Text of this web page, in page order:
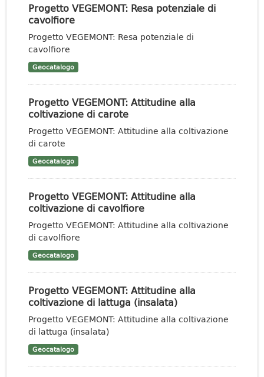
Progetto VEGEMONT: Resa potenziale di
cavolfiore
Progetto VEGEMONT: Resa potenziale di
cavolfiore
Geocatalogo
Progetto VEGEMONT: Attitudine alla
coltivazione di carote
Progetto VEGEMONT: Attitudine alla coltivazione
di carote
Geocatalogo
Progetto VEGEMONT: Attitudine alla
coltivazione di cavolfiore
Progetto VEGEMONT: Attitudine alla coltivazione
di cavolfiore
Geocatalogo
Progetto VEGEMONT: Attitudine alla
coltivazione di lattuga (insalata)
Progetto VEGEMONT: Attitudine alla coltivazione
di lattuga (insalata)
Geocatalogo